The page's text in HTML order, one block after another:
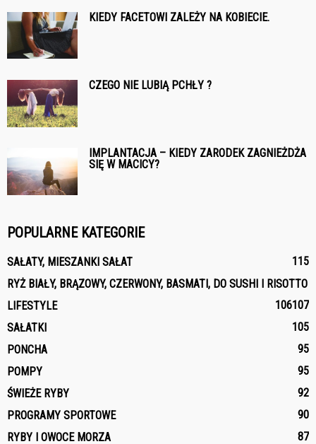
KIEDY FACETOWI ZALEŻY NA KOBIECIE.
CZEGO NIE LUBIĄ PCHŁY ?
IMPLANTACJA – KIEDY ZARODEK ZAGNIEŻDŻA
SIĘ W MACICY?
POPULARNE KATEGORIE
SAŁATY, MIESZANKI SAŁAT
115
RYŻ BIAŁY, BRĄZOWY, CZERWONY, BASMATI, DO SUSHI I RISOTTO
107
LIFESTYLE
106
SAŁATKI
105
PONCHA
95
POMPY
95
ŚWIEŻE RYBY
92
PROGRAMY SPORTOWE
90
RYBY I OWOCE MORZA
87